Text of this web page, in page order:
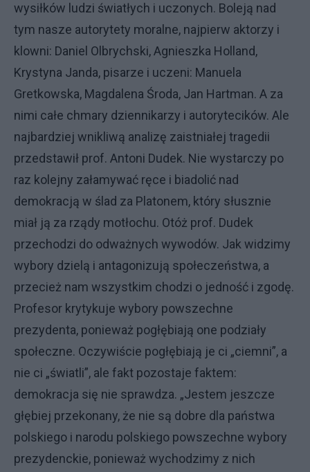
wysiłków ludzi światłych i uczonych. Boleją nad
tym nasze autorytety moralne, najpierw aktorzy i
klowni: Daniel Olbrychski, Agnieszka Holland,
Krystyna Janda, pisarze i uczeni: Manuela
Gretkowska, Magdalena Środa, Jan Hartman. A za
nimi całe chmary dziennikarzy i autorytecików. Ale
najbardziej wnikliwą analizę zaistniałej tragedii
przedstawił prof. Antoni Dudek. Nie wystarczy po
raz kolejny załamywać ręce i biadolić nad
demokracją w ślad za Platonem, który słusznie
miał ją za rządy motłochu. Otóż prof. Dudek
przechodzi do odważnych wywodów. Jak widzimy
wybory dzielą i antagonizują społeczeństwa, a
przecież nam wszystkim chodzi o jedność i zgodę.
Profesor krytykuje wybory powszechne
prezydenta, ponieważ pogłębiają one podziały
społeczne. Oczywiście pogłębiają je ci „ciemni”, a
nie ci „światli”, ale fakt pozostaje faktem:
demokracja się nie sprawdza. „Jestem jeszcze
głębiej przekonany, że nie są dobre dla państwa
polskiego i narodu polskiego powszechne wybory
prezydenckie, ponieważ wychodzimy z nich